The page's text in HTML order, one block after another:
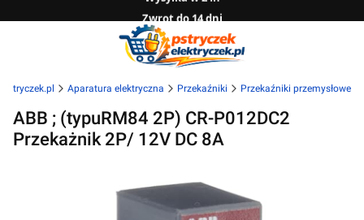
Zwrot do 14 dni
Sprawdź naszą ofertę B2B
Aparatura elektryczna Przekaźniki Przekaźniki przemysłowe
ABB ; (typuRM84 2P) CR-P012DC2
Przekażnik 2P/ 12V DC 8A